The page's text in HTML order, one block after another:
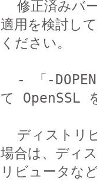
適用を検討して
ください。
て OpenSSL
場合は、ディ
リビュータな